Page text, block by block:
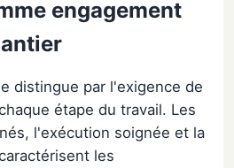
engagement
distingue par l'exigence de
étape du travail. Les
l'exécution soignée et la
les